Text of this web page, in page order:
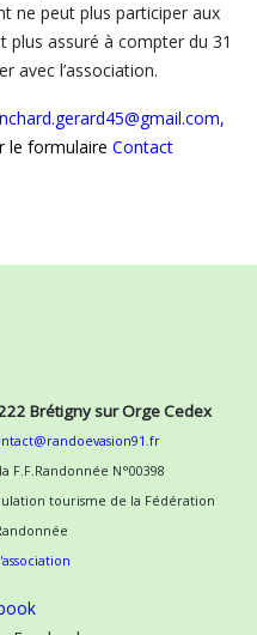
ne peut plus participer aux
plus assuré à compter du 31
avec l’association.
le formulaire Contact
Brétigny sur Orge Cedex
F.F.Randonnée N°00398
tourisme de la Fédération